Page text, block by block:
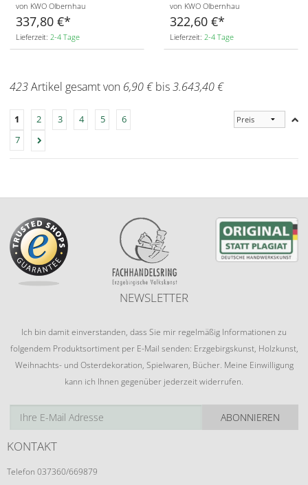
von KWO Olbernhau
337,80 €
Lieferzeit: 2-4 Tage
von KWO Olbernhau
322,60 €
Lieferzeit: 2-4 Tage
423Artikel gesamt von 6,90 €bis3.643,40 €
1 2 3 4 5
6
7
NEWSLETTER
Ich bin damit einverstanden, dass Sie mir regelmäßig Informationen zu
folgendem Produktsortiment per E-Mail senden: Erzgebirgskunst, Holzkunst,
Weihnachts- und Osterdekoration, Spielwaren, Bücher. Meine Einwilligung
kann ich Ihnen gegenüber jederzeit widerrufen.
ABONNIEREN
KONTAKT
Telefon 037360/669879